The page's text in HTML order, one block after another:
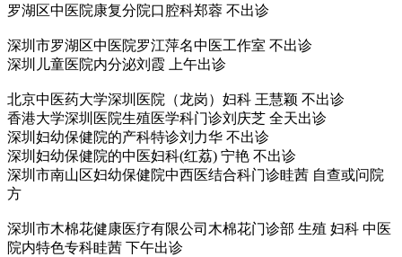
罗湖区中医院康复分院口腔科郑蓉 不出诊
深圳市罗湖区中医院罗江萍名中医工作室 不出诊
深圳儿童医院内分泌刘霞 上午出诊
北京中医药大学深圳医院（龙岗）妇科 王慧颖 不出诊
香港大学深圳医院生殖医学科门诊刘庆芝 全天出诊
深圳妇幼保健院的产科特诊刘力华 不出诊
深圳妇幼保健院的中医妇科(红荔) 宁艳 不出诊
深圳市南山区妇幼保健院中西医结合科门诊眭茜 自查或问院
方
深圳市木棉花健康医疗有限公司木棉花门诊部 生殖 妇科 中医
院内特色专科眭茜 下午出诊